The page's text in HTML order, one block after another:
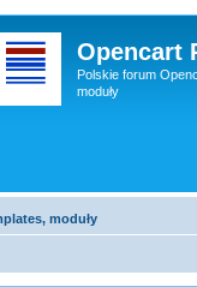
Opencart
Polskie forum
moduły
moduły